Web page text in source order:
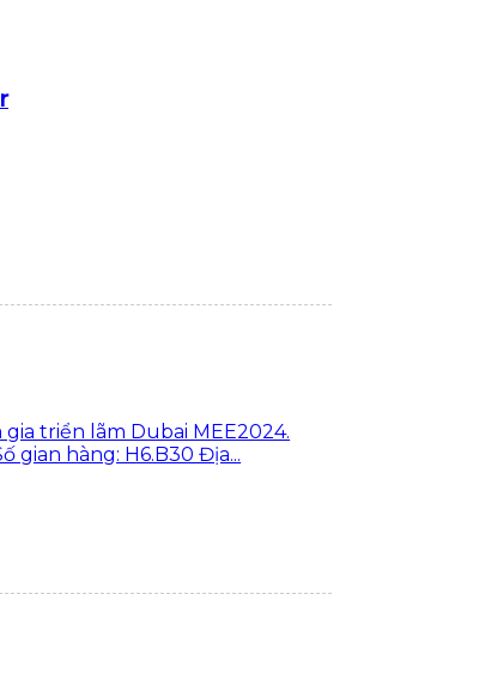
triển lãm Dubai MEE2024.
gian hàng: H6.B30 Địa...